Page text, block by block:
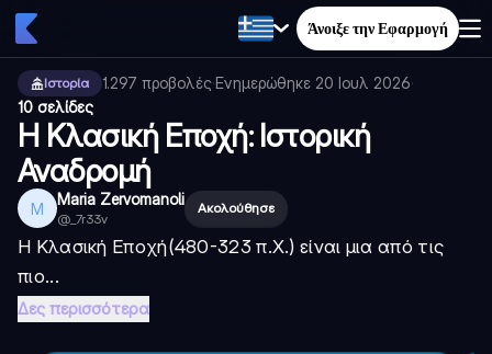
Άνοιξε την Εφαρμογή
Ιστορία 1.297 προβολές·Ενημερώθηκε 20 Ιουλ 2026·
10 σελίδες
Η Κλασική Εποχή: Ιστορική
Αναδρομή
M Maria Zervomanoli
@ _7r33v
Ακολούθησε
Η Κλασική Εποχή(480-323 π.Χ.) είναι μια από τις
πιο...
Δες περισσότερα